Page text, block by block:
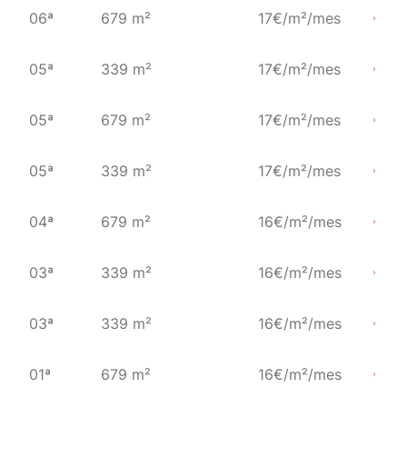
06ª 679 m² 17€/m²/mes
05ª 339 m² 17€/m²/mes
05ª 679 m² 17€/m²/mes
05ª 339 m² 17€/m²/mes
04ª 679 m² 16€/m²/mes
03ª 339 m² 16€/m²/mes
03ª 339 m² 16€/m²/mes
01ª 679 m² 16€/m²/mes